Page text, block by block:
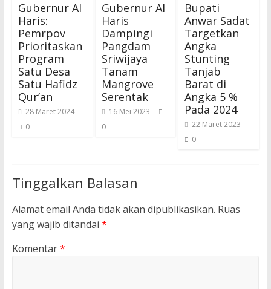
Gubernur Al
Haris:
Pemrpov
Prioritaskan
Program
Satu Desa
Satu Hafidz
Qur’an
28 Maret 2024
0
Gubernur Al
Haris
Dampingi
Pangdam
Sriwijaya
Tanam
Mangrove
Serentak
16 Mei 2023
0
Bupati
Anwar Sadat
Targetkan
Angka
Stunting
Tanjab
Barat di
Angka 5 %
Pada 2024
22 Maret 2023
0
Tinggalkan Balasan
Alamat email Anda tidak akan dipublikasikan. Ruas
yang wajib ditandai *
Komentar*